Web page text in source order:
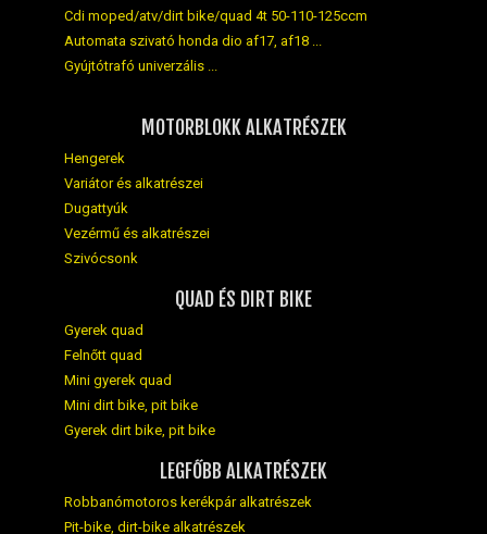
Cdi moped/atv/dirt bike/quad 4t 50-110-125ccm
Automata szivató honda dio af17, af18 ...
Gyújtótrafó univerzális ...
MOTORBLOKK ALKATRÉSZEK
Hengerek
Variátor és alkatrészei
Dugattyúk
Vezérmű és alkatrészei
Szivócsonk
QUAD ÉS DIRT BIKE
Gyerek quad
Felnőtt quad
Mini gyerek quad
Mini dirt bike, pit bike
Gyerek dirt bike, pit bike
LEGFŐBB ALKATRÉSZEK
Robbanómotoros kerékpár alkatrészek
Pit-bike, dirt-bike alkatrészek